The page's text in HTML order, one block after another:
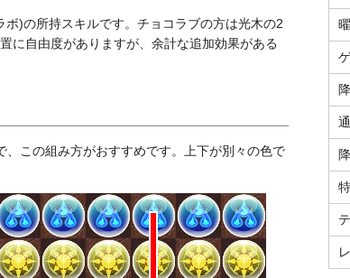
)の所持スキルです。チョコラブの方は光木の2
に自由度がありますが、余計な追加効果がある
この組み方がおすすめです。上下が別々の色で